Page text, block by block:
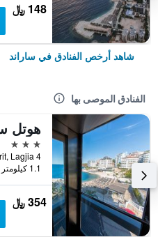
148 ﷼
شاهد أرخص الفنادق في ساراند
الفنادق الموصى بها
3 نجوم
1.1 كيلومتر عن وسط المدينة
354 ﷼